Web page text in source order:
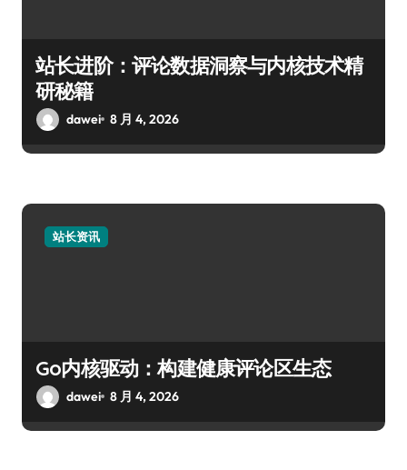
站长进阶：评论数据洞察与内核技术精
研秘籍
dawei 8 月 4, 2026
站长资讯
Go内核驱动：构建健康评论区生态
dawei 8 月 4, 2026